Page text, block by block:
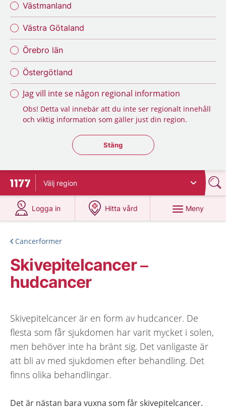
Västmanland
Västra Götaland
Örebro län
Östergötland
Jag vill inte se någon regional information
Obs! Detta val innebär att du inte ser regionalt innehåll
och viktig information som gäller just din region.
Stäng regionsväljaren
Stäng
Till startsidan för 1177
Välj region
Logga in
på 1177.se
Hitta vård
på 1177.se
Meny
Cancerformer
Skivepitelcancer –
hudcancer
Skivepitelcancer är en form av hudcancer. De
flesta som får sjukdomen har varit mycket i solen,
men behöver inte ha bränt sig. Det vanligaste är
att bli av med sjukdomen efter behandling. Det
finns olika behandlingar.
Det är nästan bara vuxna som får skivepitelcancer.